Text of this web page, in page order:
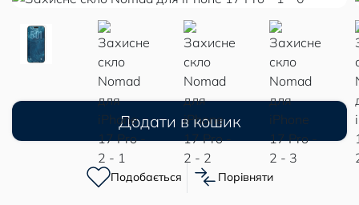
Додати в кошик
Подобається Порівняти